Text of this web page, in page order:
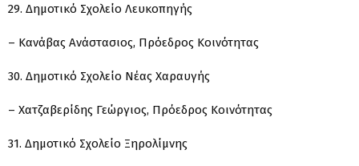
29. Δημοτικό Σχολείο Λευκοπηγής
– Κανάβας Ανάστασιος, Πρόεδρος Κοινότητας
30. Δημοτικό Σχολείο Νέας Χαραυγής
– Χατζαβερίδης Γεώργιος, Πρόεδρος Κοινότητας
31. Δημοτικό Σχολείο Ξηρολίμνης